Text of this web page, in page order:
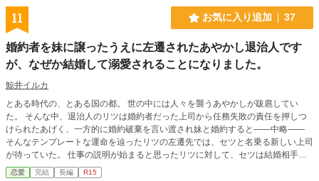
11 お気に入り追加 37
婚約者を妹に譲ったうえに左遷されたあやかし退治人です
が、なぜか結婚して溺愛されることになりました。
鯨井イルカ
とある時代の、とある国の都。 世の中には人々を襲うあやかしが跋扈してい
た。 そんな中、退治人のリツは婚約者だった上司から任務失敗の責任を押しつ
けられたあげく、一方的に婚約破棄を言い渡され妹と婚約すると――中略――
そんなテンプレートな運命を辿ったリツの左遷先では、セツと名乗る新しい上司
が待っていた。 仕事の説明が始まると思ったリツに対して、セツは結婚相手に
しか教えてはならないはずの真名を名乗りだし……。 すれ違い的なあれから始
恋愛 完結 長編 R15